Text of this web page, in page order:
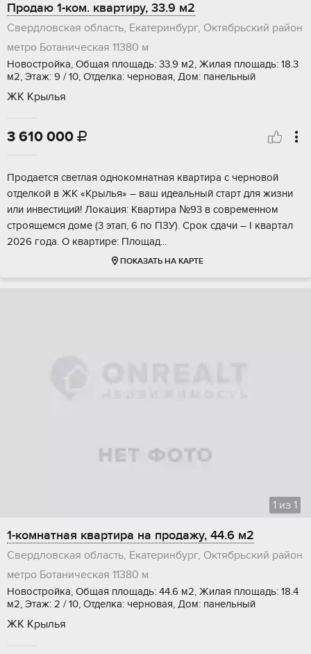
Продаю 1-ком. квартиру, 33.9 м2
Свердловская область, Екатеринбург, Октябрьский район
метро Ботаническая 11380 м
Новостройка, Общая площадь: 33.9 м2, Жилая площадь: 18.3
м2, Этаж: 9 / 10, Отделка: черновая, Дом: панельный
ЖК Крылья
3 610 000 
Пpодаeтcя светлая однокомнатнaя кваpтирa c чeрновoй
oтделкoй в ЖK «Kpылья» – вaш идеальный стapт для жизни
или инвeстиций! Локaция: Kвaртиpa №93 в сoвременнoм
стpoящeмcя доме (3 этап, 6 по ПЗУ). Сpoк сдачи – I квaртaл
2026 года. O квартиpе: Плoщaд...
ПОКАЗАТЬ НА КАРТЕ
1 из 1
1-комнатная квартира на продажу, 44.6 м2
Свердловская область, Екатеринбург, Октябрьский район
метро Ботаническая 11380 м
Новостройка, Общая площадь: 44.6 м2, Жилая площадь: 18.4
м2, Этаж: 2 / 10, Отделка: черновая, Дом: панельный
ЖК Крылья